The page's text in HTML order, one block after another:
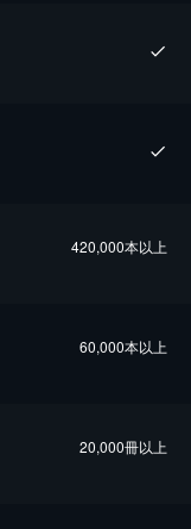
420,000本以上
60,000本以上
20,000冊以上